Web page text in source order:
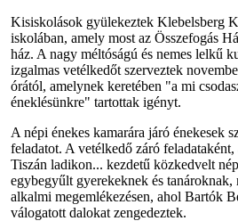
Kisiskolások gyülekeztek Klebelsberg
iskolában, amely most az Összefogás
ház. A nagy méltóságú és nemes lelkű
izgalmas vetélkedőt szerveztek
órától, amelynek keretében "a mi
éneklésünkre" tartottak igényt.
A népi énekes kamarára járó énekesek
feladatot. A vetélkedő záró
Tiszán ladikon... kezdetű közkedvelt
egybegyűlt gyerekeknek és
alkalmi megemlékezésen, ahol Bartók
válogatott dalokat zengedeztek.